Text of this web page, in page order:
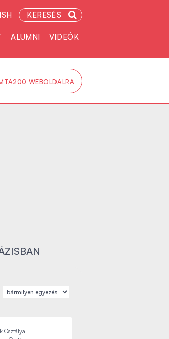
KERESÉS
ALUMNI VIDEÓK
WEBOLDALRA